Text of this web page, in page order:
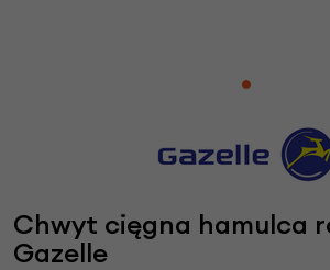
Chwyt cięgna hamulca
Gazelle